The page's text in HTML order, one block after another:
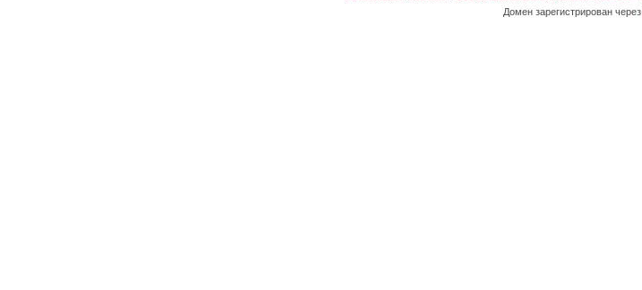
Домен зарегистрирован через